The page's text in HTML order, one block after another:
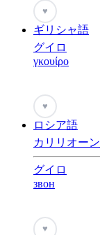
♥
ギリシャ語
グイロ
γκουίρο
♥
ロシア語
カリリオーン
グイロ
звон
♥